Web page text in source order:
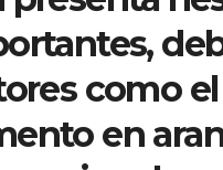
como el
en